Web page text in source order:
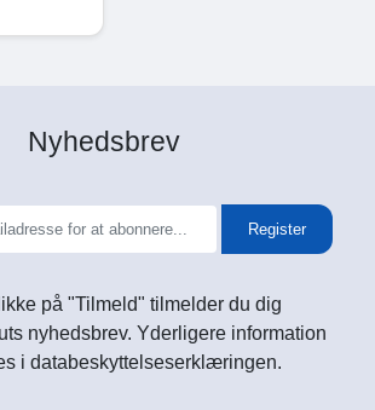
Nyhedsbrev
Register
på "Tilmeld" tilmelder du dig
nyhedsbrev. Yderligere information
i databeskyttelseserklæringen.